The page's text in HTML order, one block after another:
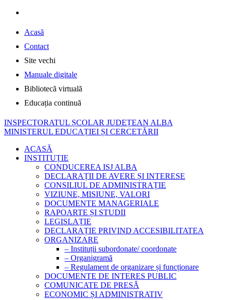
Acasă
Contact
Site vechi
Manuale digitale
Bibliotecă virtuală
Educația continuă
INSPECTORATUL ȘCOLAR JUDEȚEAN ALBA
MINISTERUL EDUCAȚIEI ȘI CERCETĂRII
ACASĂ
INSTITUȚIE
CONDUCEREA ISJ ALBA
DECLARAȚII DE AVERE ȘI INTERESE
CONSILIUL DE ADMINISTRAȚIE
VIZIUNE, MISIUNE, VALORI
DOCUMENTE MANAGERIALE
RAPOARTE ȘI STUDII
LEGISLAȚIE
DECLARAȚIE PRIVIND ACCESIBILITATEA
ORGANIZARE
– Instituții subordonate/ coordonate
– Organigramă
– Regulament de organizare și funcționare
DOCUMENTE DE INTERES PUBLIC
COMUNICATE DE PRESĂ
ECONOMIC ȘI ADMINISTRATIV